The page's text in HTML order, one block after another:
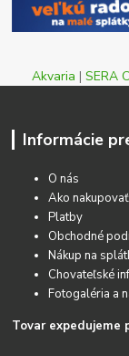
Akvaria | SERA
Informácie
O nás
Ako nakupovať
Platby
Obchodné
Nákup na
Chovateľské
Fotogaléria a
Tovar expedujeme